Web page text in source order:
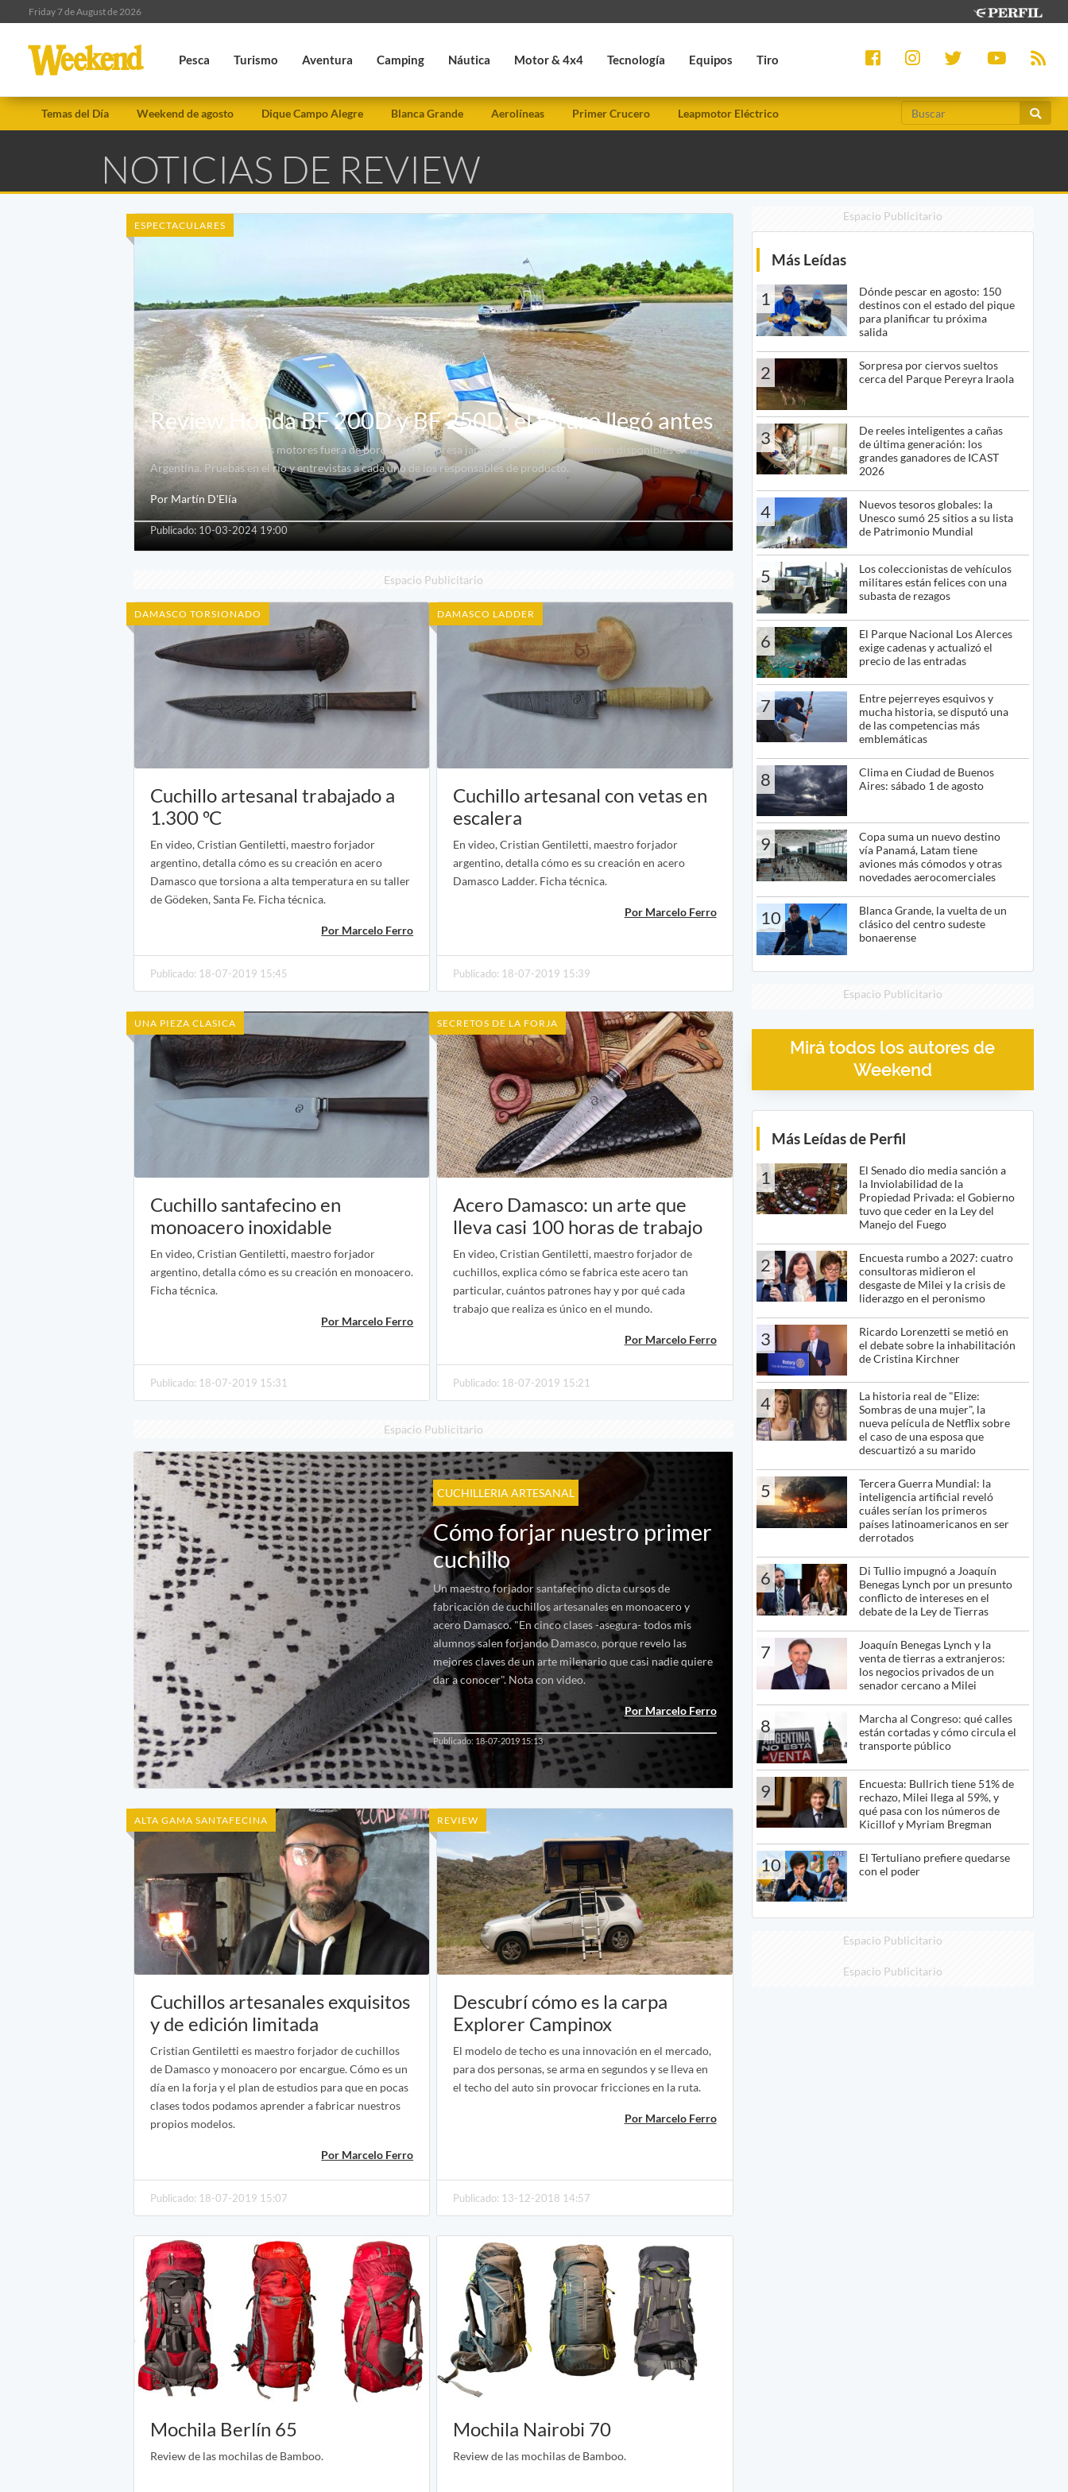
Friday 7 de August de 2026
Pesca Turismo Aventura Camping Náutica Motor & 4x4 Tecnología Equipos Tiro
Temas del Día Weekend de agosto Dique Campo Alegre Blanca Grande Aerolíneas Primer Crucero Leapmotor Eléctrico
NOTICIAS DE REVIEW
ESPECTACULARES
Review Honda BF 200D y BF 250D: el futuro llegó antes
Cómo son los dos nuevos motores fuera de borda de la empresa japonesa que ya se encuentran disponibles en la
Argentina. Pruebas en el río y entrevistas a cada uno de los responsables de producto.
Por Martín D'Elía
Publicado: 10-03-2024 19:00
Espacio Publicitario
DAMASCO TORSIONADO
Cuchillo artesanal trabajado a
1.300 ºC
En video, Cristian Gentiletti, maestro forjador
argentino, detalla cómo es su creación en acero
Damasco que torsiona a alta temperatura en su taller
de Gödeken, Santa Fe. Ficha técnica.
Por Marcelo Ferro
Publicado: 18-07-2019 15:45
DAMASCO LADDER
Cuchillo artesanal con vetas en
escalera
En video, Cristian Gentiletti, maestro forjador
argentino, detalla cómo es su creación en acero
Damasco Ladder. Ficha técnica.
Por Marcelo Ferro
Publicado: 18-07-2019 15:39
UNA PIEZA CLASICA
Cuchillo santafecino en
monoacero inoxidable
En video, Cristian Gentiletti, maestro forjador
argentino, detalla cómo es su creación en monoacero.
Ficha técnica.
Por Marcelo Ferro
Publicado: 18-07-2019 15:31
SECRETOS DE LA FORJA
Acero Damasco: un arte que
lleva casi 100 horas de trabajo
En video, Cristian Gentiletti, maestro forjador de
cuchillos, explica cómo se fabrica este acero tan
particular, cuántos patrones hay y por qué cada
trabajo que realiza es único en el mundo.
Por Marcelo Ferro
Publicado: 18-07-2019 15:21
Espacio Publicitario
CUCHILLERIA ARTESANAL
Cómo forjar nuestro primer
cuchillo
Un maestro forjador santafecino dicta cursos de
fabricación de cuchillos artesanales en monoacero y
acero Damasco. "En cinco clases -asegura- todos mis
alumnos salen forjando Damasco, porque revelo las
mejores claves de un arte milenario que casi nadie quiere
dar a conocer". Nota con video.
Por Marcelo Ferro
Publicado: 18-07-2019 15:13
ALTA GAMA SANTAFECINA
Cuchillos artesanales exquisitos
y de edición limitada
Cristian Gentiletti es maestro forjador de cuchillos
de Damasco y monoacero por encargue. Cómo es un
día en la forja y el plan de estudios para que en pocas
clases todos podamos aprender a fabricar nuestros
propios modelos.
Por Marcelo Ferro
Publicado: 18-07-2019 15:07
REVIEW
Descubrí cómo es la carpa
Explorer Campinox
El modelo de techo es una innovación en el mercado,
para dos personas, se arma en segundos y se lleva en
el techo del auto sin provocar fricciones en la ruta.
Por Marcelo Ferro
Publicado: 13-12-2018 14:57
Mochila Berlín 65
Review de las mochilas de Bamboo.
Mochila Nairobi 70
Review de las mochilas de Bamboo.
Espacio Publicitario
Más Leídas
1
Dónde pescar en agosto: 150
destinos con el estado del pique
para planificar tu próxima
salida
2
Sorpresa por ciervos sueltos
cerca del Parque Pereyra Iraola
3
De reeles inteligentes a cañas
de última generación: los
grandes ganadores de ICAST
2026
4
Nuevos tesoros globales: la
Unesco sumó 25 sitios a su lista
de Patrimonio Mundial
5
Los coleccionistas de vehículos
militares están felices con una
subasta de rezagos
6
El Parque Nacional Los Alerces
exige cadenas y actualizó el
precio de las entradas
7
Entre pejerreyes esquivos y
mucha historia, se disputó una
de las competencias más
emblemáticas
8
Clima en Ciudad de Buenos
Aires: sábado 1 de agosto
9
Copa suma un nuevo destino
vía Panamá, Latam tiene
aviones más cómodos y otras
novedades aerocomerciales
10
Blanca Grande, la vuelta de un
clásico del centro sudeste
bonaerense
Espacio Publicitario
Mirá todos los autores de
Weekend
Más Leídas de Perfil
1
El Senado dio media sanción a
la Inviolabilidad de la
Propiedad Privada: el Gobierno
tuvo que ceder en la Ley del
Manejo del Fuego
2
Encuesta rumbo a 2027: cuatro
consultoras midieron el
desgaste de Milei y la crisis de
liderazgo en el peronismo
3
Ricardo Lorenzetti se metió en
el debate sobre la inhabilitación
de Cristina Kirchner
4
La historia real de "Elize:
Sombras de una mujer", la
nueva película de Netflix sobre
el caso de una esposa que
descuartizó a su marido
5
Tercera Guerra Mundial: la
inteligencia artificial reveló
cuáles serían los primeros
países latinoamericanos en ser
derrotados
6
Di Tullio impugnó a Joaquín
Benegas Lynch por un presunto
conflicto de intereses en el
debate de la Ley de Tierras
7
Joaquín Benegas Lynch y la
venta de tierras a extranjeros:
los negocios privados de un
senador cercano a Milei
8
Marcha al Congreso: qué calles
están cortadas y cómo circula el
transporte público
9
Encuesta: Bullrich tiene 51% de
rechazo, Milei llega al 59%, y
qué pasa con los números de
Kicillof y Myriam Bregman
10
El Tertuliano prefiere quedarse
con el poder
Espacio Publicitario
Espacio Publicitario